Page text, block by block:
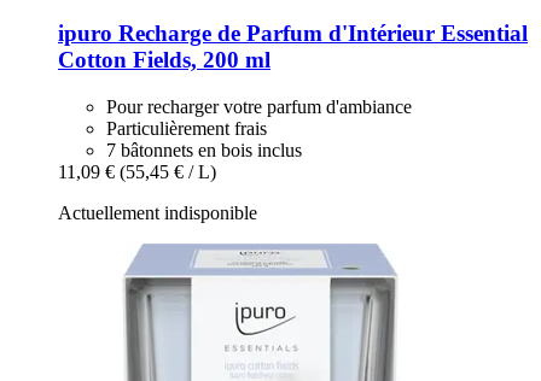
ipuro Recharge de Parfum d'Intérieur Essential
Cotton Fields, 200 ml
Pour recharger votre parfum d'ambiance
Particulièrement frais
7 bâtonnets en bois inclus
11,09 € (55,45 € / L)
Actuellement indisponible